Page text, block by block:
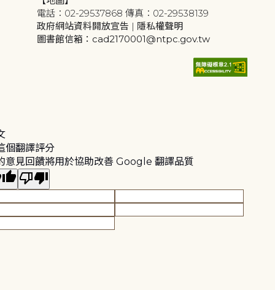
電話：02-29537868 傳真：02-29538139
政府網站資料開放宣告 | 隱私權聲明
圖書館信箱：cad2170001@ntpc.gov.tw
個翻譯評分
意見回饋將用於協助改善 Google 翻譯品質